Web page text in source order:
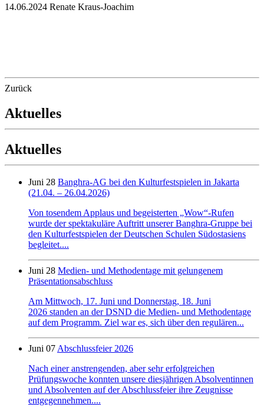
14.06.2024 Renate Kraus-Joachim
Zurück
Aktuelles
Aktuelles
Juni 28 Banghra-AG bei den Kulturfestspielen in Jakarta
(21.04. – 26.04.2026)
Von tosendem Applaus und begeisterten „Wow“-Rufen
wurde der spektakuläre Auftritt unserer Banghra-Gruppe bei
den Kulturfestspielen der Deutschen Schulen Südostasiens
begleitet....
Juni 28 Medien- und Methodentage mit gelungenem
Präsentationsabschluss
Am Mittwoch, 17. Juni und Donnerstag, 18. Juni
2026 standen an der DSND die Medien- und Methodentage
auf dem Programm. Ziel war es, sich über den regulären...
Juni 07Abschlussfeier 2026
Nach einer anstrengenden, aber sehr erfolgreichen
Prüfungswoche konnten unsere diesjährigen Absolventinnen
und Absolventen auf der Abschlussfeier ihre Zeugnisse
entgegennehmen....